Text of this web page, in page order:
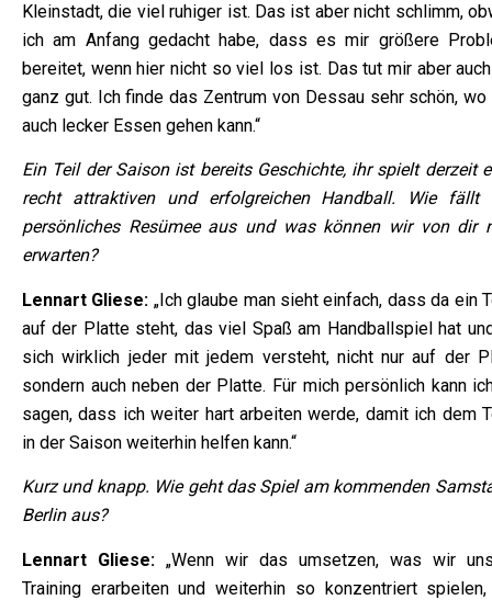
Kleinstadt, die viel ruhiger ist. Das ist aber nicht schlimm,
ich am Anfang gedacht habe, dass es mir größere
bereitet, wenn hier nicht so viel los ist. Das tut mir aber
ganz gut. Ich finde das Zentrum von Dessau sehr schön, wo
auch lecker Essen gehen kann.“
Ein Teil der Saison ist bereits Geschichte, ihr spielt derzeit
recht attraktiven und erfolgreichen Handball. Wie fällt
persönliches Resümee aus und was können wir von dir
erwarten?
Lennart Gliese: „Ich glaube man sieht einfach, dass da ein
auf der Platte steht, das viel Spaß am Handballspiel hat
sich wirklich jeder mit jedem versteht, nicht nur auf der
sondern auch neben der Platte. Für mich persönlich kann
sagen, dass ich weiter hart arbeiten werde, damit ich dem
in der Saison weiterhin helfen kann.“
Kurz und knapp. Wie geht das Spiel am kommenden
Berlin aus?
Lennart Gliese: „Wenn wir das umsetzen, was wir
Training erarbeiten und weiterhin so konzentriert